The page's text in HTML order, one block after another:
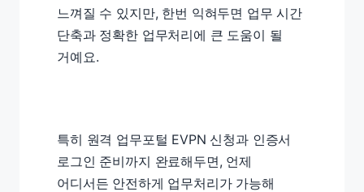
느껴질 수 있지만, 한번 익혀두면 업무 시간
단축과 정확한 업무처리에 큰 도움이 될
거예요.
특히 원격 업무포털 EVPN 신청과 인증서
로그인 준비까지 완료해두면, 언제
어디서든 안전하게 업무처리가 가능해